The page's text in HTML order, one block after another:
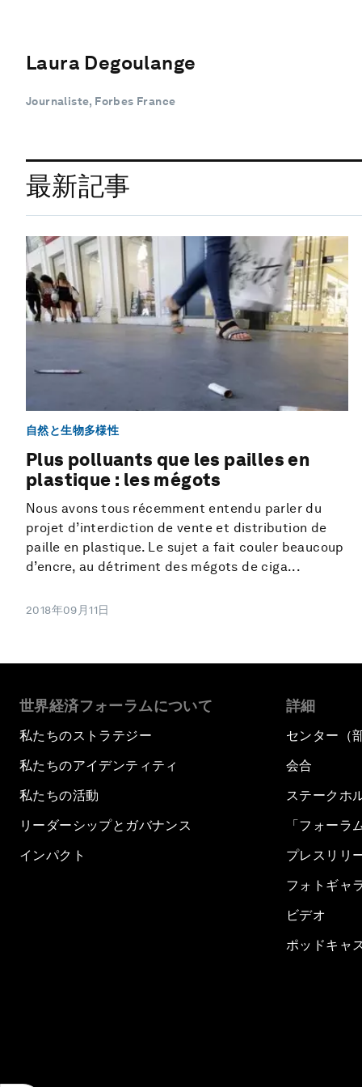
Laura Degoulange
Journaliste, Forbes France
最新記事
自然と生物多様性
Plus polluants que les pailles en
plastique : les mégots
Nous avons tous récemment entendu parler du
projet d’interdiction de vente et distribution de
paille en plastique. Le sujet a fait couler beaucoup
d’encre, au détriment des mégots de ciga...
2018年09月11日
世界経済フォーラムについて
私たちのストラテジー
私たちのアイデンティティ
私たちの活動
リーダーシップとガバナンス
インパクト
詳細
センター（
会合
ステークホ
「フォーラ
プレスリリ
フォトギャ
ビデオ
ポッドキャ